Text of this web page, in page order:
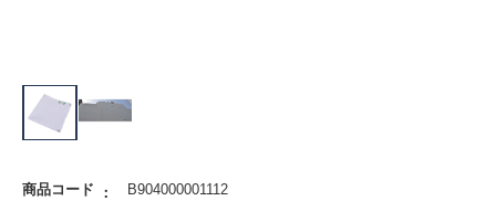
商品コード B904000001112